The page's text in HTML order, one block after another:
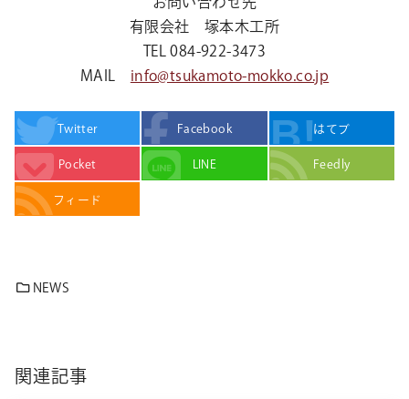
有限会社 塚本木工所
TEL 084-922-3473
MAIL info@tsukamoto-mokko.co.jp
Twitter Facebook はてブ
Pocket LINE Feedly
フィード
NEWS
関連記事